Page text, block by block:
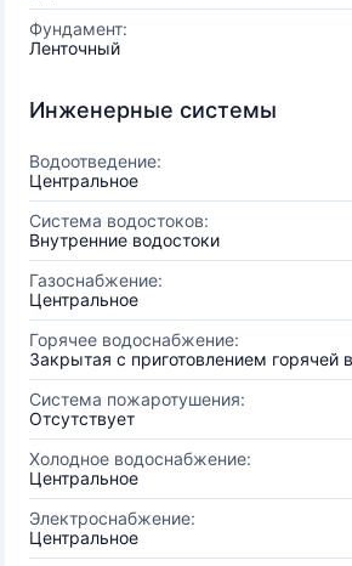
Фундамент:
Ленточный
Инженерные системы
Водоотведение:
Центральное
Система водостоков:
Внутренние водостоки
Газоснабжение:
Центральное
Горячее водоснабжение:
Закрытая с приготовлением горячей
Система пожаротушения:
Отсутствует
Холодное водоснабжение:
Центральное
Электроснабжение:
Центральное